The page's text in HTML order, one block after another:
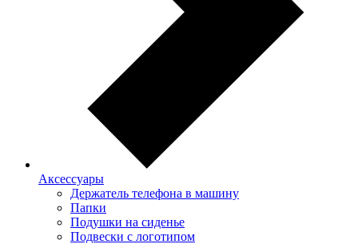
Аксессуары
Держатель телефона в машину
Папки
Подушки на сиденье
Подвески с логотипом